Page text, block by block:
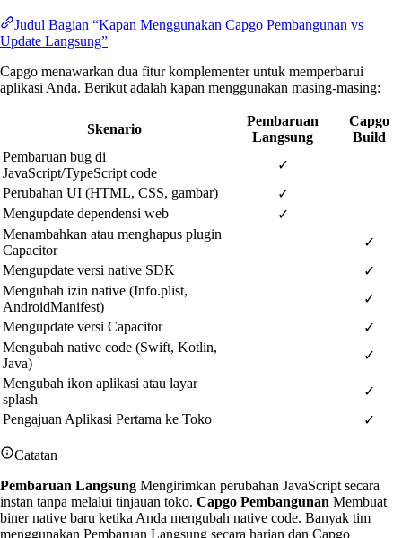
Judul Bagian “Kapan Menggunakan Capgo Pembangunan vs
Update Langsung”
Capgo menawarkan dua fitur komplementer untuk memperbarui
aplikasi Anda. Berikut adalah kapan menggunakan masing-masing:
Skenario
Pembaruan
Langsung
Capgo
Build
Pembaruan bug di
JavaScript/TypeScript code
✓
Perubahan UI (HTML, CSS, gambar)
✓
Mengupdate dependensi web
✓
Menambahkan atau menghapus plugin
Capacitor
✓
Mengupdate versi native SDK
✓
Mengubah izin native (Info.plist,
AndroidManifest)
✓
Mengupdate versi Capacitor
✓
Mengubah native code (Swift, Kotlin,
Java)
✓
Mengubah ikon aplikasi atau layar
splash
✓
Pengajuan Aplikasi Pertama ke Toko
✓
Catatan
Pembaruan Langsung Mengirimkan perubahan JavaScript secara
instan tanpa melalui tinjauan toko. Capgo Pembangunan Membuat
biner native baru ketika Anda mengubah native code. Banyak tim
menggunakan Pembaruan Langsung secara harian dan Capgo